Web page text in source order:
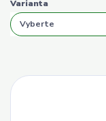
Varianta